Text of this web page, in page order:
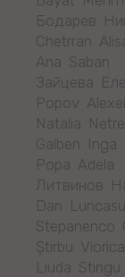
Бодарев
Chetrran
Ana Saban
Зайцева
Popov Alexei
Natalia
Galben Inga
Popa Adela
Литвинов
Dan Luncasu
Stepanenco
Știrbu Viorica
Liuda Stingu